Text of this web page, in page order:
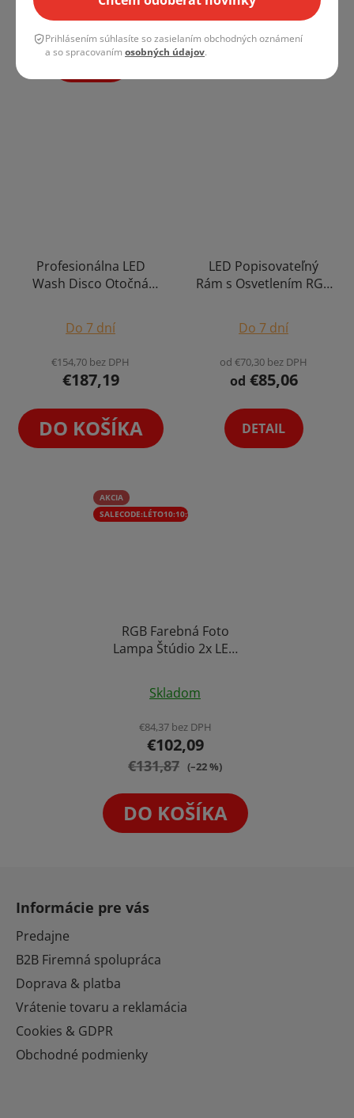
od
DETAIL
DETAIL
Profesionálna LED
Wash Disco Otočná
19x10W
Do 7 dní
€154,70 bez DPH
€187,19
DO KOŠÍKA
LED Popisovateľný
Rám s Osvetlením RGB
Vnútorné/Vonkajšie
Použitie
Do 7 dní
od €70,30 bez DPH
od €85,06
DETAIL
AKCIA
SALECODE:LÉTO10:10:%
RGB Farebná Foto
Lampa Štúdio 2x LED
Statív + 2x Diaľkový
Ovládač (9000lm)
Skladom
€84,37 bez DPH
€102,09
€131,87 (–22 %)
DO KOŠÍKA
Informácie pre vás
Predajne
B2B Firemná spolupráca
Doprava & platba
Vrátenie tovaru a reklamácia
Cookies & GDPR
Obchodné podmienky
Prihlásením súhlasíte so zasielaním obchodných oznámení
a so spracovaním osobných údajov.